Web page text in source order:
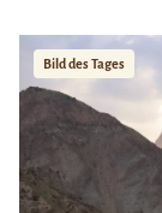
Bild des Tages